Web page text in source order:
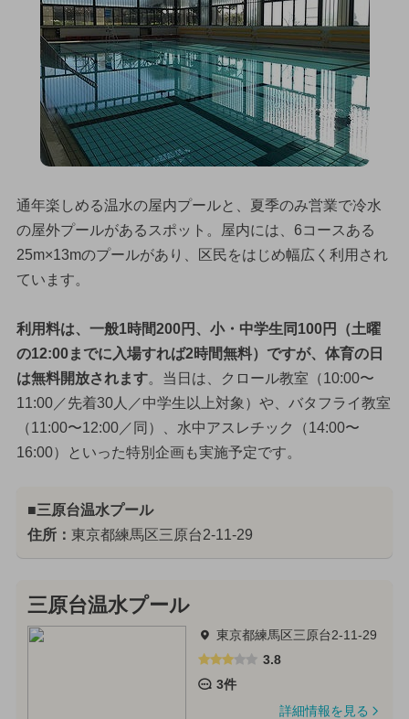
通年楽しめる温水の屋内プールと、夏季のみ営業で冷水
の屋外プールがあるスポット。屋内には、6コースある
25m×13mのプールがあり、区民をはじめ幅広く利用され
ています。
利用料は、一般1時間200円、小・中学生同100円（土曜
の12:00までに入場すれば2時間無料）ですが、体育の日
は無料開放されます。当日は、クロール教室（10:00〜
11:00／先着30人／中学生以上対象）や、バタフライ教室
（11:00〜12:00／同）、水中アスレチック（14:00〜
16:00）といった特別企画も実施予定です。
■三原台温水プール
住所： 東京都練馬区三原台2-11-29
三原台温水プール
東京都練馬区三原台2-11-29
3.8
3件
詳細情報を見る